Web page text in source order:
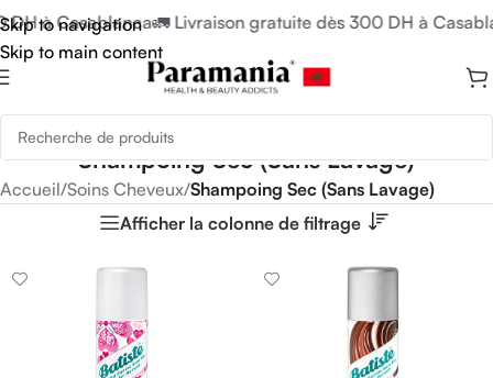
Skip to navigation
Skip to main content
à Casablanca🚛 Livraison gratuite dès 300 DH à
Shampoing Sec (Sans Lavage)
Accueil/Soins Cheveux/Shampoing Sec (Sans Lavage)
Afficher la colonne de filtrage